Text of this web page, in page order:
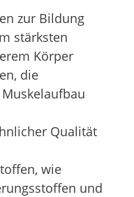
zur Bildung
stärksten
Körper
die
Qualität
wie
und